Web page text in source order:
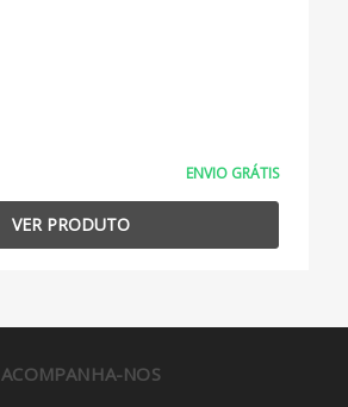
ENVIO GRÁTIS
VER PRODUTO
ACOMPANHA-NOS